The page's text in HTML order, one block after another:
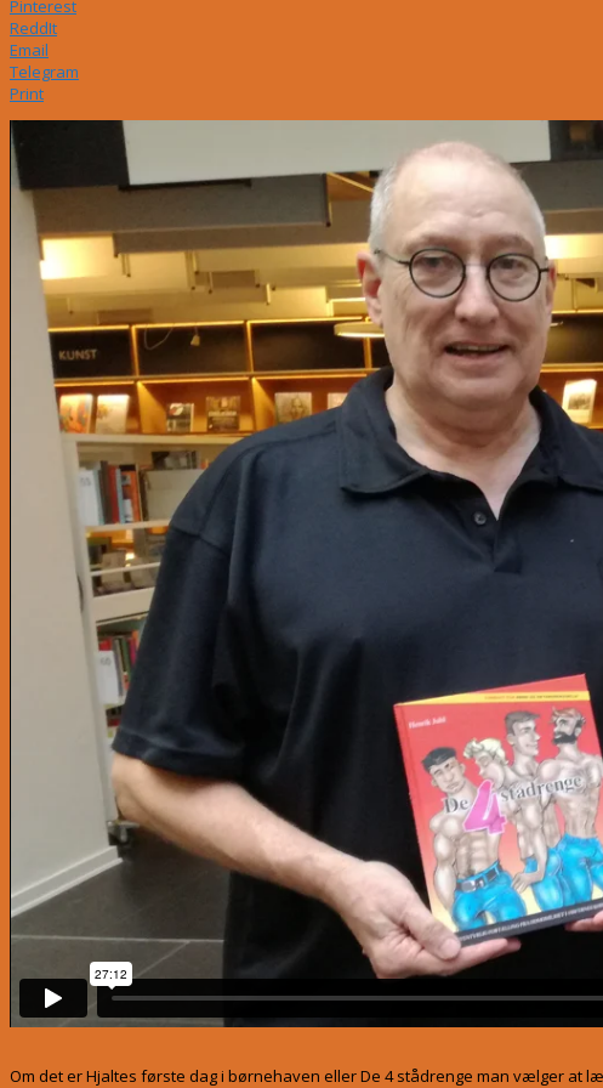
Pinterest
ReddIt
Email
Telegram
Print
Om det er Hjaltes første dag i børnehaven eller De 4 stådrenge man vælger at